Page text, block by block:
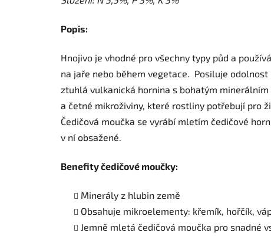
Popis:
Hnojivo je vhodné pro všechny typy půd a
na jaře nebo během vegetace. Posiluje
ztuhlá vulkanická hornina s bohatým
a četné mikroživiny, které rostliny potřebují pro
Čedičová moučka se vyrábí mletím čedičové
v ní obsažené.
Benefity čedičové moučky:
Minerály z hlubin země
Obsahuje mikroelementy: křemík, hořčík,
Jemně mletá čedičová moučka pro snadné